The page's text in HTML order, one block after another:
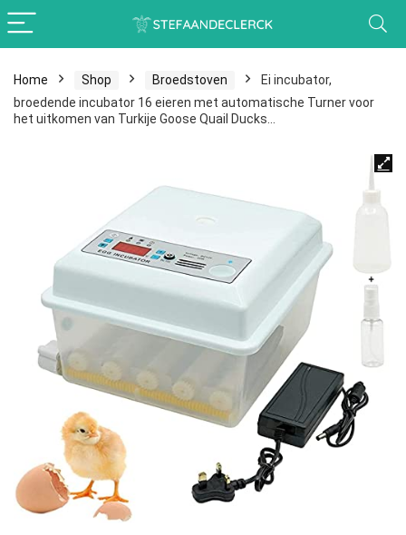
Home Shop Broedstoven
Ei incubator,
broedende incubator 16 eieren met automatische Turner voor
het uitkomen van Turkije Goose Quail Ducks…